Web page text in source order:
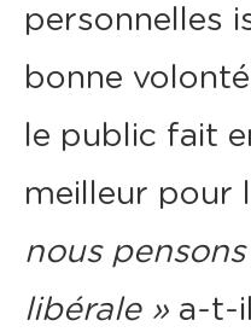
personnelles
bonne
le public fait
meilleur pour
nous
libérale » a-t-